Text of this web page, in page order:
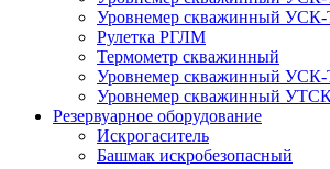
Уровнемер скважинный
Рулетка РГЛМ
Термометр скважинный
Уровнемер скважинный
Уровнемер скважинный
Резервуарное оборудование
Искрогаситель
Башмак искробезопасный